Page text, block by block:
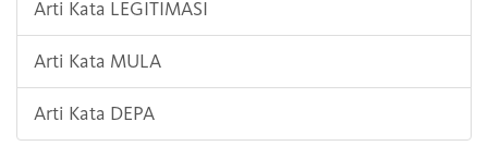
Arti Kata LEGITIMASI
Arti Kata MULA
Arti Kata DEPA